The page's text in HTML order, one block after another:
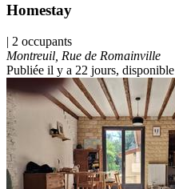
Homestay
| 2 occupants
Montreuil, Rue de Romainville
Publiée il y a 22 jours, disponible